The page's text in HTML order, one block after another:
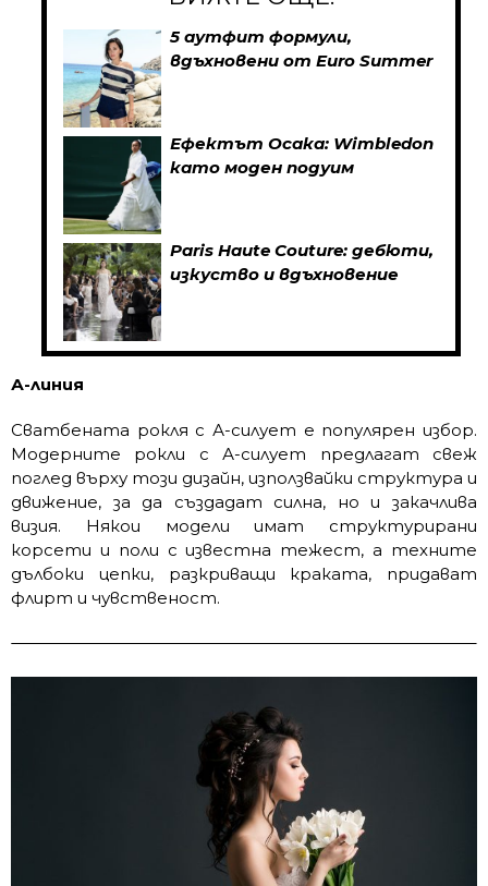
5 аутфит формули,
вдъхновени от Euro Summer
Ефектът Осака: Wimbledon
като моден подуим
Paris Haute Couture: дебюти,
изкуство и вдъхновение
А-линия
Сватбената рокля с А-силует е популярен избор.
Модерните рокли с А-силует предлагат свеж
поглед върху този дизайн, използвайки структура и
движение, за да създадат силна, но и закачлива
визия. Някои модели имат структурирани
корсети и поли с известна тежест, а техните
дълбоки цепки, разкриващи краката, придават
флирт и чувственост.